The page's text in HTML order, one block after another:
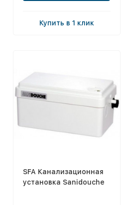
Купить в 1 клик
SFA Канализационная
установка Sanidouche